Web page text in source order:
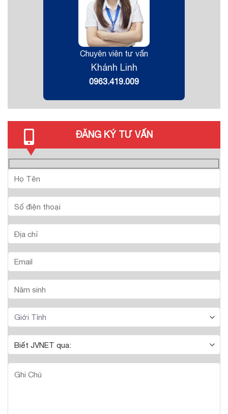
Chuyên viên tư vấn
Khánh Linh
0963.419.009
ĐĂNG KÝ TƯ VẤN